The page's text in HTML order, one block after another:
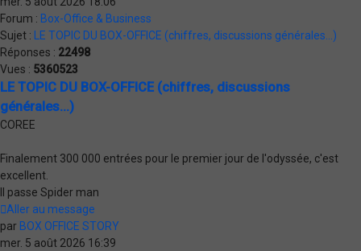
Forum : Box-Office & Business
Sujet :
LE TOPIC DU BOX-OFFICE (chiffres, discussions générales...)
Réponses : 22498
Vues : 5360523
LE TOPIC DU BOX-OFFICE (chiffres, discussions
générales...)
COREE
Finalement 300 000 entrées pour le premier jour de l'odyssée, c'est
excellent.
Il passe Spider man
Aller au message
par BOX OFFICE STORY
mer. 5 août 2026 16:39